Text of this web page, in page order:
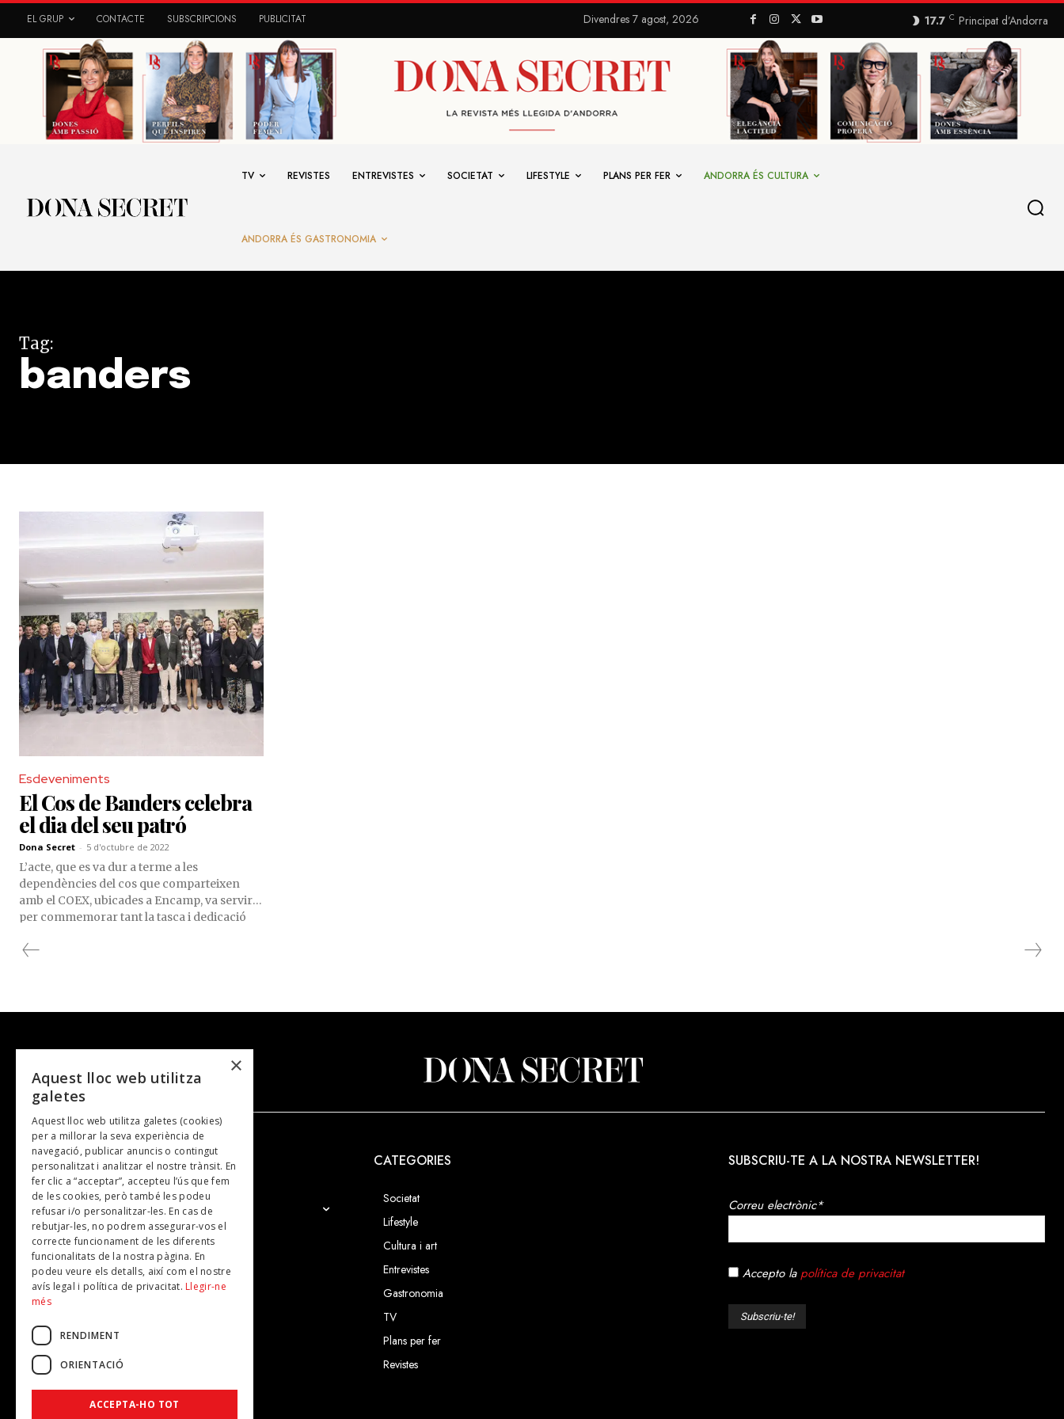
EL GRUP CONTACTE SUBSCRIPCIONS PUBLICITAT Divendres 7 agost, 2026 17.7 C Principat d’Andorra
TV REVISTES ENTREVISTES SOCIETAT LIFESTYLE PLANS PER FER ANDORRA ÉS CULTURA
ANDORRA ÉS GASTRONOMIA
Tag:
banders
Esdeveniments
El Cos de Banders celebra
el dia del seu patró
Dona Secret - 5 d'octubre de 2022
L’acte, que es va dur a terme a les
dependències del cos que comparteixen
amb el COEX, ubicades a Encamp, va servir
per commemorar tant la tasca i dedicació
trajectòria i els anys de servei en el cos, de
NOSALTRES
El Grup
Contacte
Subscripcions
Publicitat
CATEGORIES
Societat
Lifestyle
Cultura i art
Entrevistes
Gastronomia
TV
Plans per fer
Revistes
SUBSCRIU-TE A LA NOSTRA NEWSLETTER!
Correu electrònic*
Accepto la política de privacitat
×
Aquest lloc web utilitza
galetes
Aquest lloc web utilitza galetes (cookies)
per a millorar la seva experiència de
navegació, publicar anuncis o contingut
personalitzat i analitzar el nostre trànsit. En
fer clic a “acceptar”, accepteu l’ús que fem
de les cookies, però també les podeu
refusar i/o personalitzar-les. En cas de
rebutjar-les, no podrem assegurar-vos el
correcte funcionament de les diferents
funcionalitats de la nostra pàgina. En
podeu veure els detalls, així com el nostre
avís legal i política de privacitat. Llegir-ne
més
RENDIMENT
ORIENTACIÓ
ACCEPTA-HO TOT